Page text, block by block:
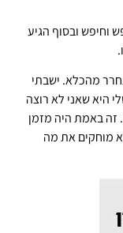
וחיפש ובסוף הגיע
מהכלא. ישבתי
היא שאני לא רוצה
זה באמת היה מזמן
מוחקים את מה